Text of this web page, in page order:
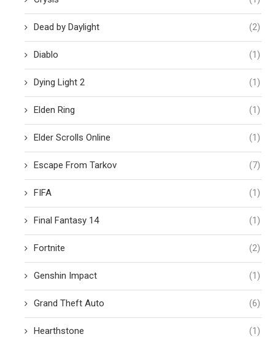
Dead by Daylight (2)
Diablo (1)
Dying Light 2 (1)
Elden Ring (1)
Elder Scrolls Online (1)
Escape From Tarkov (7)
FIFA (1)
Final Fantasy 14 (1)
Fortnite (2)
Genshin Impact (1)
Grand Theft Auto (6)
Hearthstone (1)